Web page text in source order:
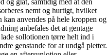
nemt og hurtigt, hvilket
anvendes på hele kroppen og
anbefales det at gentage
sollotionen tørre helt ind i
genstande for at undgå pletter.